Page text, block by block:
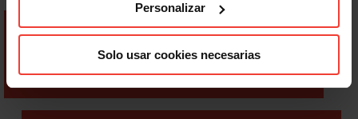
Personalizar
Solo usar cookies necesarias